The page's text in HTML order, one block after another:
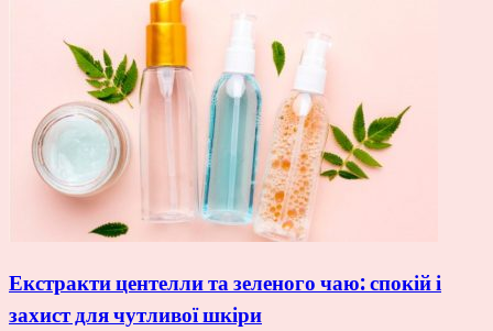
Екстракти центелли та зеленого чаю: спокій і
захист для чутливої шкіри